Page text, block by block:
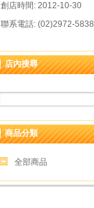
創店時間: 2012-10-30
聯系電話: (02)2972-5838
店內搜尋
商品分類
全部商品